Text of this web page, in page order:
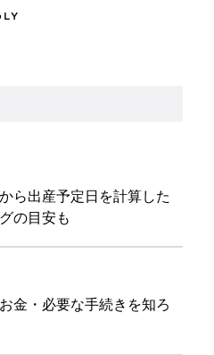
ら出産予定日を計算した
の目安も
金・必要な手続きを知ろ